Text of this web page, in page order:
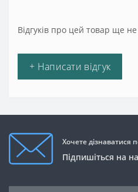
Відгуків про цей товар ще
+ Написати відгук
Хочете дізнаватися
Підпишіться на